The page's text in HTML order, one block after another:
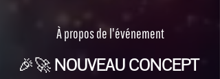
À propos de l'événement
🎉🚀 NOUVEAU CONCEPT